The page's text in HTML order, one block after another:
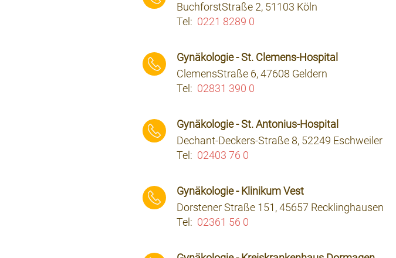
BuchforstStraße 2, 51103 Köln
Tel: 0221 8289 0
Gynäkologie - St. Clemens-Hospital
ClemensStraße 6, 47608 Geldern
Tel: 02831 390 0
Gynäkologie - St. Antonius-Hospital
Dechant-Deckers-Straße 8, 52249 Eschweiler
Tel: 02403 76 0
Gynäkologie - Klinikum Vest
Dorstener Straße 151, 45657 Recklinghausen
Tel: 02361 56 0